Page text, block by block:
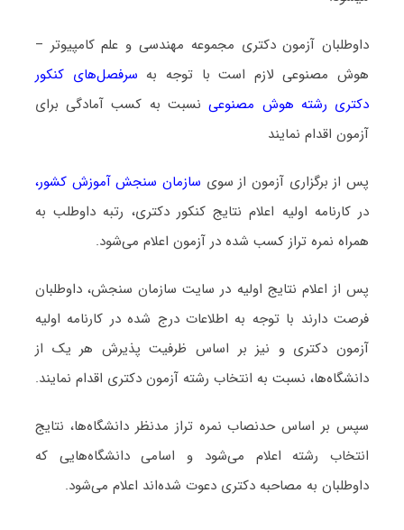
داوطلبان آزمون دکتری مجموعه مهندسی و علم کامپیوتر –
هوش مصنوعی لازم است با توجه به سرفصل‌های کنکور
دکتری رشته ﻫﻮش ﻣﺼﻨﻮعی نسبت به کسب آمادگی برای
آزمون اقدام نمایند
پس از برگزاری آزمون از سوی سازمان سنجش آموزش کشور،
در کارنامه اولیه اعلام نتایج کنکور دکتری، رتبه داوطلب به
همراه نمره تراز کسب شده در آزمون اعلام می‌شود.
پس از اعلام نتایج اولیه در سایت سازمان سنجش، داوطلبان
فرصت دارند با توجه به اطلاعات درج شده در کارنامه اولیه
آزمون دکتری و نیز بر اساس ظرفیت پذیرش هر یک از
دانشگاه‌ها، نسبت به انتخاب رشته آزمون دکتری اقدام نمایند.
سپس بر اساس حدنصاب نمره تراز مدنظر دانشگاه‌ها، نتایج
انتخاب رشته اعلام می‌شود و اسامی دانشگاه‌هایی که
داوطلبان به مصاحبه دکتری دعوت شده‌اند اعلام می‌شود.